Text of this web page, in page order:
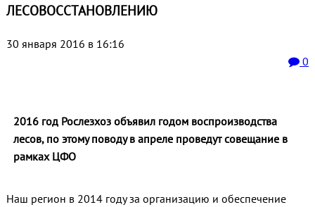
ЛЕСОВОССТАНОВЛЕНИЮ
30 января 2016 в 16:16
0
2016 год Рослезхоз объявил годом воспроизводства
лесов, по этому поводу в апреле проведут совещание в
рамках ЦФО
Наш регион в 2014 году за организацию и обеспечение